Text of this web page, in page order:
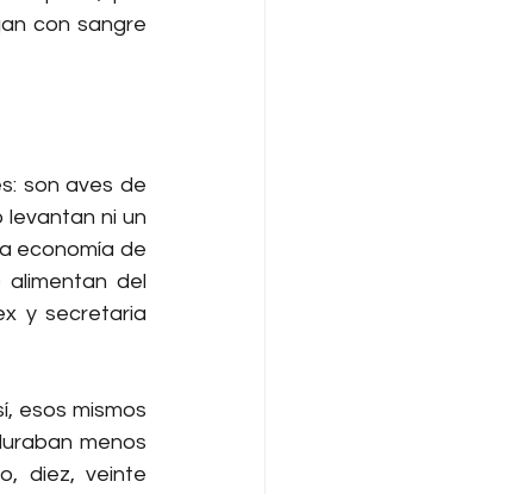
con sangre
son aves de
levantan ni un
economía de
del
y secretaria
esos mismos
menos
diez, veinte